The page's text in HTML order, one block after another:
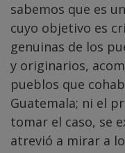
sabemos que es
cuyo objetivo es
genuinas de los
y originarios,
pueblos que
Guatemala; ni el
tomar el caso, se
atrevió a mirar a